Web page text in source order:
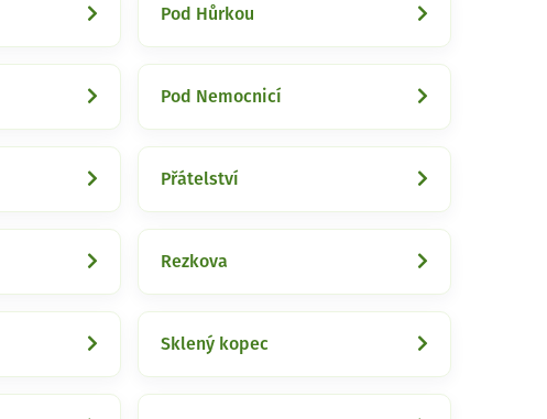
Pod Hůrkou
Pod Nemocnicí
Přátelství
Rezkova
Sklený kopec